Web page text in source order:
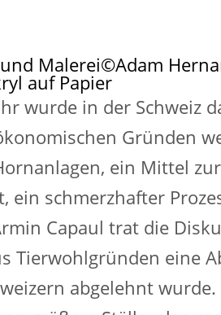
Malerei©Adam
auf Papier
wurde in der Schweiz
Gründen
ein Mittel
ein schmerzhafter
Capaul trat die
Tierwohlgründen eine
abgelehnt